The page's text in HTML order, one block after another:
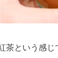
茶という感